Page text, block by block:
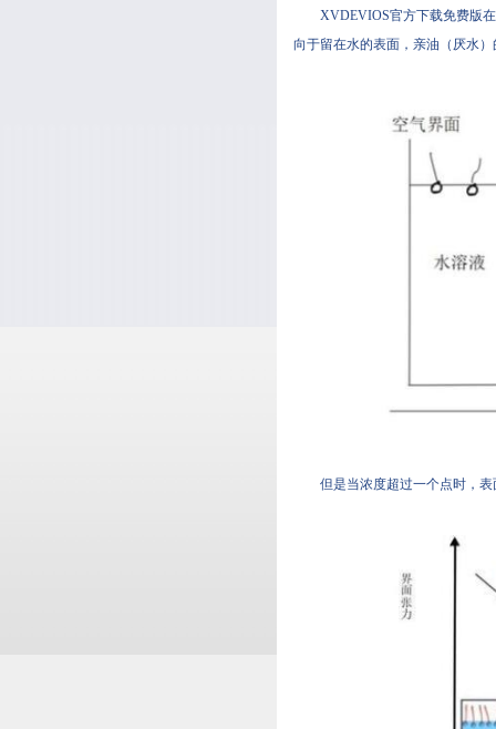
XVDEVIOS官方下载免费版在文
向于留在水的表面，亲油（厌水）的
但是当浓度超过一个点时，表